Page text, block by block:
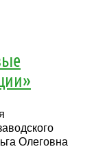
Олеговна